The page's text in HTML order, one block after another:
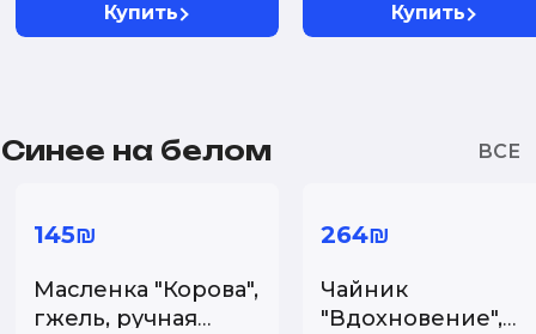
Купить Купить
Синее на белом
145₪
Масленка "Корова",
гжель, ручная
264₪
Чайник
"Вдохновение",